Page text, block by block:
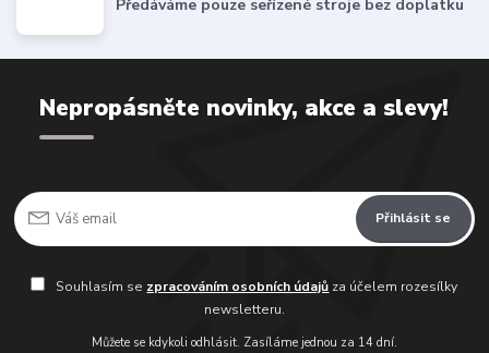
Předáváme pouze seřízené stroje bez doplatku
Nepropásněte novinky, akce a slevy!
Přihlásit se
Souhlasím se zpracováním osobních údajů za účelem rozesílky
newsletteru.
Můžete se kdykoli odhlásit. Zasíláme jednou za 14 dní.